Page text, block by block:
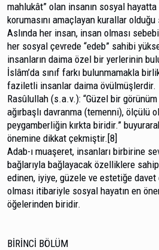
mahlukât” olan insanın sosyal hayatta
korumasını amaçlayan kurallar
Aslında her insan, insan olması
her sosyal çevrede “edeb” sahibi
insanların daima özel bir yerlerinin
İslâm’da sınıf farkı bulunmamakla
faziletli insanlar daima övülmüşlerdir.
Rasûlullah (s.a.v.): “Güzel bir
ağırbaşlı davranma (temenni), ölçülü
peygamberliğin kırkta biridir.”
önemine dikkat çekmiştir.[8]
Adab-ı muaşeret, insanları birbirine
bağlarıyla bağlayacak özelliklere
edinen, iyiye, güzele ve estetiğe
olması itibariyle sosyal hayatın en
öğelerinden biridir.
BİRİNCİ BÖLÜM